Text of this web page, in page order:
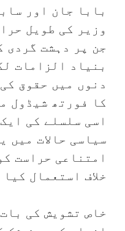
بابا جان اور
وزیر کی طویل
جن پر دہشت گردی
بنیاد الزامات
دنوں میں حقوق
کا فورتھ شیڈول
اسی سلسلے کی
سیاسی حالات میں
امتناعی حراست
خلاف استعمال
‏خاص تشویش کی